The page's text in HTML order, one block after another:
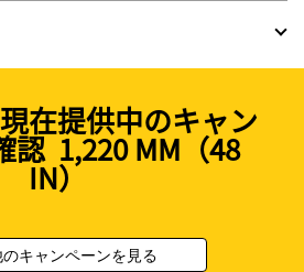
在提供中のキャン
認 1,220 MM（48
IN）
キャンペーンを見る